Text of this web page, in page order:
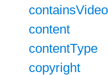
containsVideo
content
contentType
copyright